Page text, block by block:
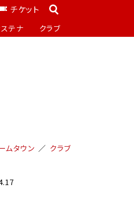
チケット
テナ クラブ
ムタウン クラブ